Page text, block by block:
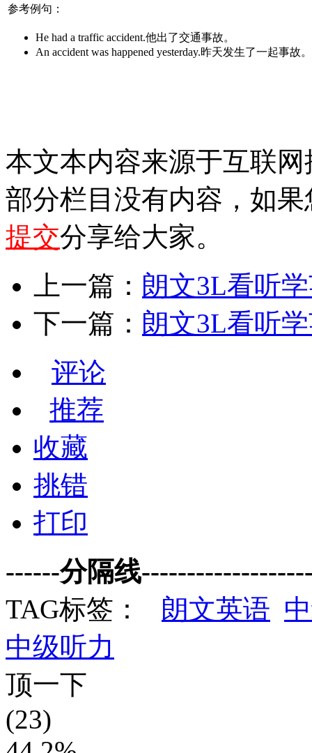
参考例句：
He had a traffic accident.他出了交通事故。
An accident was happened yesterday.昨天发生了一起事故。
本文本内容来源于互联
部分栏目没有内容，如
提交分享给大家。
上一篇： 朗文3L看听
下一篇： 朗文3L看听
评论
推荐
收藏
挑错
打印
------分隔线
TAG标签：
朗文英语
中级听力
顶一下
(23)